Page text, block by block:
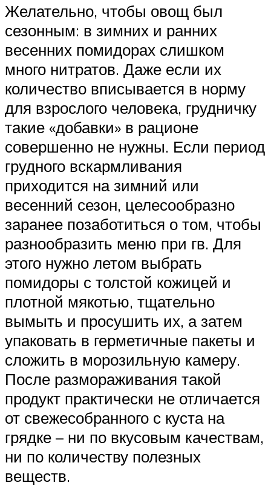
Желательно, чтобы овощ был
сезонным: в зимних и ранних
весенних помидорах слишком
много нитратов. Даже если их
количество вписывается в норму
для взрослого человека, грудничку
такие «добавки» в рационе
совершенно не нужны. Если период
грудного вскармливания
приходится на зимний или
весенний сезон, целесообразно
заранее позаботиться о том, чтобы
разнообразить меню при гв. Для
этого нужно летом выбрать
помидоры с толстой кожицей и
плотной мякотью, тщательно
вымыть и просушить их, а затем
упаковать в герметичные пакеты и
сложить в морозильную камеру.
После размораживания такой
продукт практически не отличается
от свежесобранного с куста на
грядке – ни по вкусовым качествам,
ни по количеству полезных
веществ.